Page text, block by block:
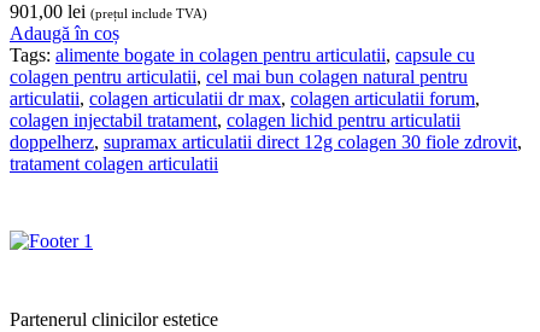
901,00 lei (prețul include TVA)
Adaugă în coș
Tags: alimente bogate in colagen pentru articulatii, capsule cu
colagen pentru articulatii, cel mai bun colagen natural pentru
articulatii, colagen articulatii dr max, colagen articulatii forum,
colagen injectabil tratament, colagen lichid pentru articulatii
doppelherz, supramax articulatii direct 12g colagen 30 fiole zdrovit,
tratament colagen articulatii
Partenerul clinicilor estetice